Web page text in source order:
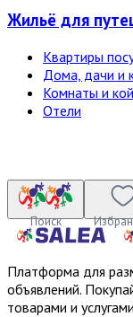
Жильё для
Квартиры
Дома, дачи и
Комнаты и
Отели
Поиск
Платформа для
объявлений.
товарами и